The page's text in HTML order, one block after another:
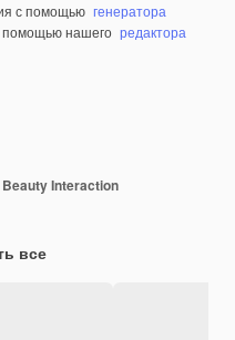
с помощью генератора
помощью нашего редактора
Interaction
все